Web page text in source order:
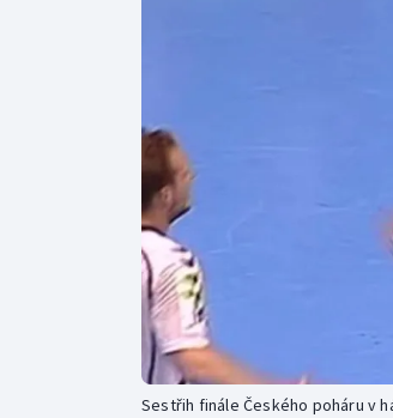
Sestřih finále Českého poháru v